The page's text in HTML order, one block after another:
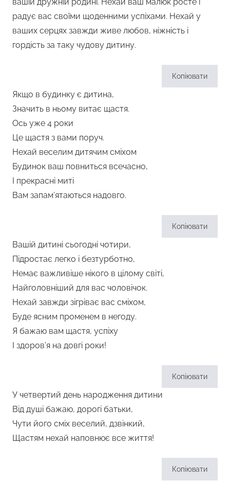
радує вас своїми щоденними успіхами. Нехай у
ваших серцях завжди живе любов, ніжність і
гордість за таку чудову дитину.
Копіювати
Якщо в будинку є дитина,
Значить в ньому витає щастя.
Ось уже 4 роки
Це щастя з вами поруч.
Нехай веселим дитячим сміхом
Будинок ваш повниться всечасно,
І прекрасні миті
Вам запам’ятаються надовго.
Копіювати
Вашій дитині сьогодні чотири,
Підростає легко і безтурботно,
Немає важливіше нікого в цілому світі,
Найголовніший для вас чоловічок.
Нехай завжди зігріває вас сміхом,
Буде ясним променем в негоду.
Я бажаю вам щастя, успіху
І здоров’я на довгі роки!
Копіювати
У четвертий день народження дитини
Від душі бажаю, дорогі батьки,
Чути його сміх веселий, дзвінкий,
Щастям нехай наповнює все життя!
Копіювати